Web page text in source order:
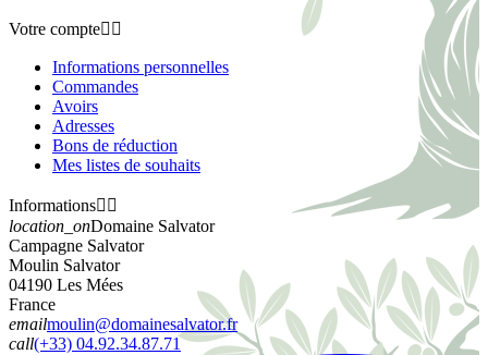
Votre compte 
Informations personnelles
Commandes
Avoirs
Adresses
Bons de réduction
Mes listes de souhaits
Informations 
location_onDomaine Salvator
Campagne Salvator
Moulin Salvator
04190 Les Mées
France
emailmoulin@domainesalvator.fr
call(+33) 04.92.34.87.71